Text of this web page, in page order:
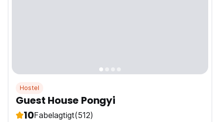
Hostel
Guest House Pongyi
10Fabelagtigt(512)